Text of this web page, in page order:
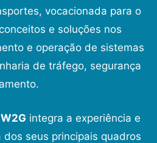
vocacionada para o
e soluções nos
e operação de sistemas
de tráfego, segurança
W2G integra a experiência e
seus principais quadros